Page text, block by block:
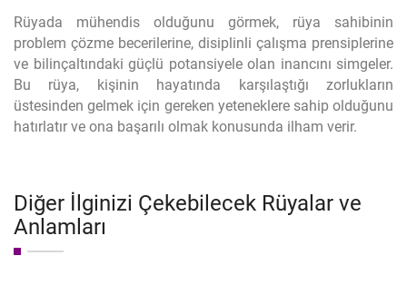
Rüyada mühendis olduğunu görmek, rüya sahibinin
problem çözme becerilerine, disiplinli çalışma prensiplerine
ve bilinçaltındaki güçlü potansiyele olan inancını simgeler.
Bu rüya, kişinin hayatında karşılaştığı zorlukların
üstesinden gelmek için gereken yeteneklere sahip olduğunu
hatırlatır ve ona başarılı olmak konusunda ilham verir.
Diğer İlginizi Çekebilecek Rüyalar ve
Anlamları